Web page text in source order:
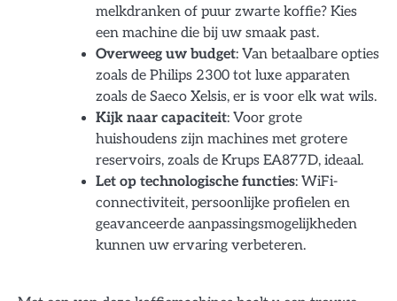
melkdranken of puur zwarte koffie? Kies
een machine die bij uw smaak past.
Overweeg uw budget: Van betaalbare opties
zoals de Philips 2300 tot luxe apparaten
zoals de Saeco Xelsis, er is voor elk wat wils.
Kijk naar capaciteit: Voor grote
huishoudens zijn machines met grotere
reservoirs, zoals de Krups EA877D, ideaal.
Let op technologische functies: WiFi-
connectiviteit, persoonlijke profielen en
geavanceerde aanpassingsmogelijkheden
kunnen uw ervaring verbeteren.